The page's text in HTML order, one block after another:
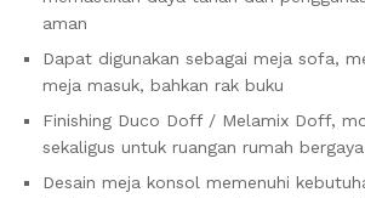
aman
Dapat digunakan sebagai meja sofa,
meja masuk, bahkan rak buku
Finishing Duco Doff / Melamix Doff,
sekaligus untuk ruangan rumah
Desain meja konsol memenuhi